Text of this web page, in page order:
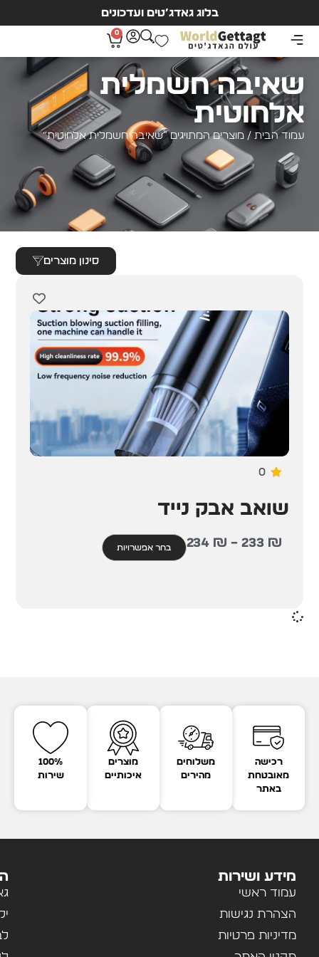
בלוג גאדג’טים ועדכונים
0
שאיבה חשמלית
אלחוטית
עמוד הבית / מוצרים המתויגים “שאיבה חשמלית אלחוטית”
סינון מוצרים
0
שואב אבק נייד
233 ₪
–
234 ₪ בחר אפשרויות
רכישה
מאובטחת
באתר
משלוחים
מהירים
מוצרים
איכותיים
100%
שירות
מידע ושירות
עמוד ראשי
הצהרת נגישות
מדיניות פרטיות